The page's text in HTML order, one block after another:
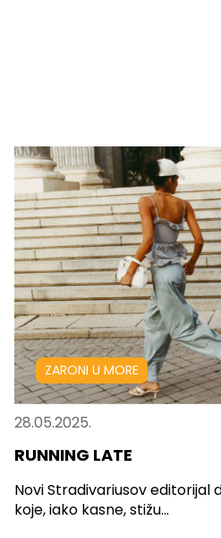
ZARONI U MORE
28.05.2025.
RUNNING LATE
Novi Stradivariusov editorijal
koje, iako kasne, stižu...